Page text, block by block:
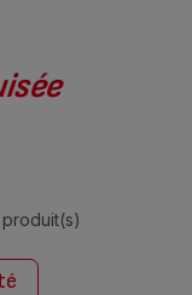
produit(s)